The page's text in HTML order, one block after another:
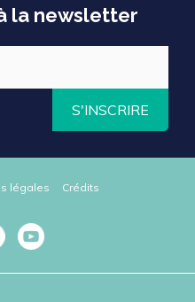
la newsletter
S'INSCRIRE
légales Crédits